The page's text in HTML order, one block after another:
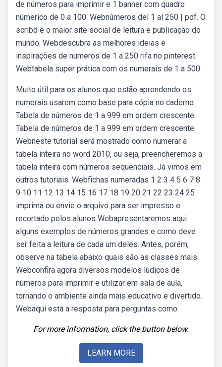
de números para imprimir e 1 banner com quadro
númerico de 0 a 100. Webnúmeros del 1 al 250 | pdf. O
scribd é o maior site social de leitura e publicação do
mundo. Webdescubra as melhores ideias e
inspirações de numeros de 1 a 250 rifa no pinterest.
Webtabela super prática com os numerais de 1 a 500.
Muito útil para os alunos que estão aprendendo os
numerais usarem como base para cópia no caderno.
Tabela de números de 1 a 999 em ordem crescente.
Tabela de números de 1 a 999 em ordem crescente.
Webneste tutorial será mostrado como numerar a
tabela inteira no word 2010, ou seja, preencheremos a
tabela inteira com números sequenciais. Já vimos em
outros tutoriais. Webfichas numeradas 1 2 3 4 5 6 7 8
9 10 11 12 13 14 15 16 17 18 19 20 21 22 23 24 25
imprima ou envie o arquivo para ser impresso e
recortado pelos alunos Webapresentaremos aqui
alguns exemplos de números grandes e como deve
ser feita a leitura de cada um deles. Antes, porém,
observe na tabela abaixo quais são as classes mais.
Webconfira agora diversos modelos lúdicos de
números para imprimir e utilizar em sala de aula,
tornando o ambiente ainda mais educativo e divertido.
Webaqui está a resposta para perguntas como:
For more information, click the button below.
LEARN MORE